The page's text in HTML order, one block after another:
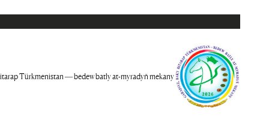
Türkmenistan — bedew batly at-myradyň mekany